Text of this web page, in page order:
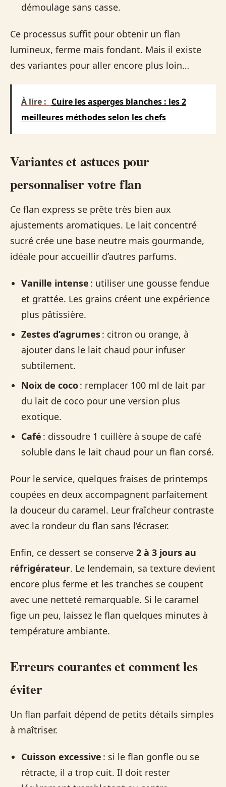
démoulage sans casse.
Ce processus suffit pour obtenir un flan
lumineux, ferme mais fondant. Mais il existe
des variantes pour aller encore plus loin…
À lire : Cuire les asperges blanches : les 2
meilleures méthodes selon les chefs
Variantes et astuces pour
personnaliser votre flan
Ce flan express se prête très bien aux
ajustements aromatiques. Le lait concentré
sucré crée une base neutre mais gourmande,
idéale pour accueillir d’autres parfums.
Vanille intense : utiliser une gousse fendue
et grattée. Les grains créent une expérience
plus pâtissière.
Zestes d’agrumes: citron ou orange, à
ajouter dans le lait chaud pour infuser
subtilement.
Noix de coco: remplacer 100 ml de lait par
du lait de coco pour une version plus
exotique.
Café : dissoudre 1 cuillère à soupe de café
soluble dans le lait chaud pour un flan corsé.
Pour le service, quelques fraises de printemps
coupées en deux accompagnent parfaitement
la douceur du caramel. Leur fraîcheur contraste
avec la rondeur du flan sans l’écraser.
Enfin, ce dessert se conserve 2 à 3 jours au
réfrigérateur. Le lendemain, sa texture devient
encore plus ferme et les tranches se coupent
avec une netteté remarquable. Si le caramel
fige un peu, laissez le flan quelques minutes à
température ambiante.
Erreurs courantes et comment les
éviter
Un flan parfait dépend de petits détails simples
à maîtriser.
Cuisson excessive : si le flan gonfle ou se
rétracte, il a trop cuit. Il doit rester